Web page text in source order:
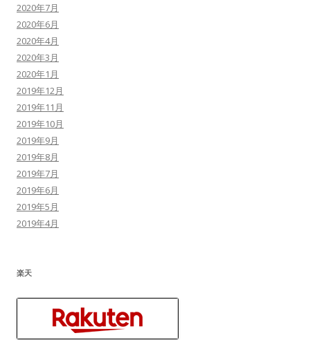
2020年7月
2020年6月
2020年4月
2020年3月
2020年1月
2019年12月
2019年11月
2019年10月
2019年9月
2019年8月
2019年7月
2019年6月
2019年5月
2019年4月
楽天